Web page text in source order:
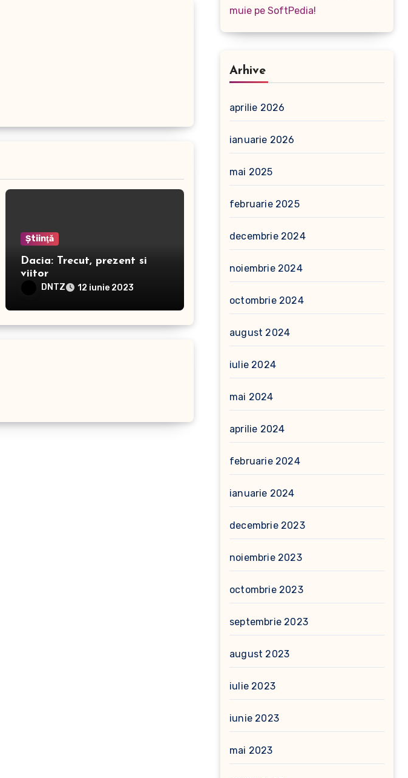
Ştiinţă
Dacia: Trecut, prezent si
viitor
DNTZ 12 iunie 2023
muie pe SoftPedia!
Arhive
aprilie 2026
ianuarie 2026
mai 2025
februarie 2025
decembrie 2024
noiembrie 2024
octombrie 2024
august 2024
iulie 2024
mai 2024
aprilie 2024
februarie 2024
ianuarie 2024
decembrie 2023
noiembrie 2023
octombrie 2023
septembrie 2023
august 2023
iulie 2023
iunie 2023
mai 2023